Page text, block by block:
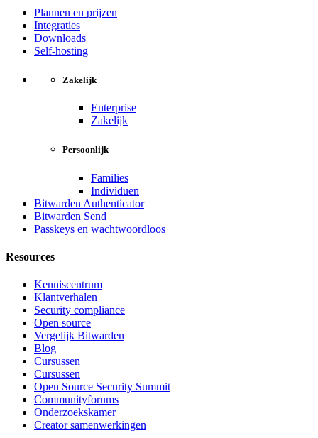
Plannen en prijzen
Integraties
Downloads
Self-hosting
Zakelijk
Enterprise
Zakelijk
Persoonlijk
Families
Individuen
Bitwarden Authenticator
Bitwarden Send
Passkeys en wachtwoordloos
Resources
Kenniscentrum
Klantverhalen
Security compliance
Open source
Vergelijk Bitwarden
Blog
Cursussen
Cursussen
Open Source Security Summit
Communityforums
Onderzoekskamer
Creator samenwerkingen